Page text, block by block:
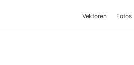
Vektoren Fotos